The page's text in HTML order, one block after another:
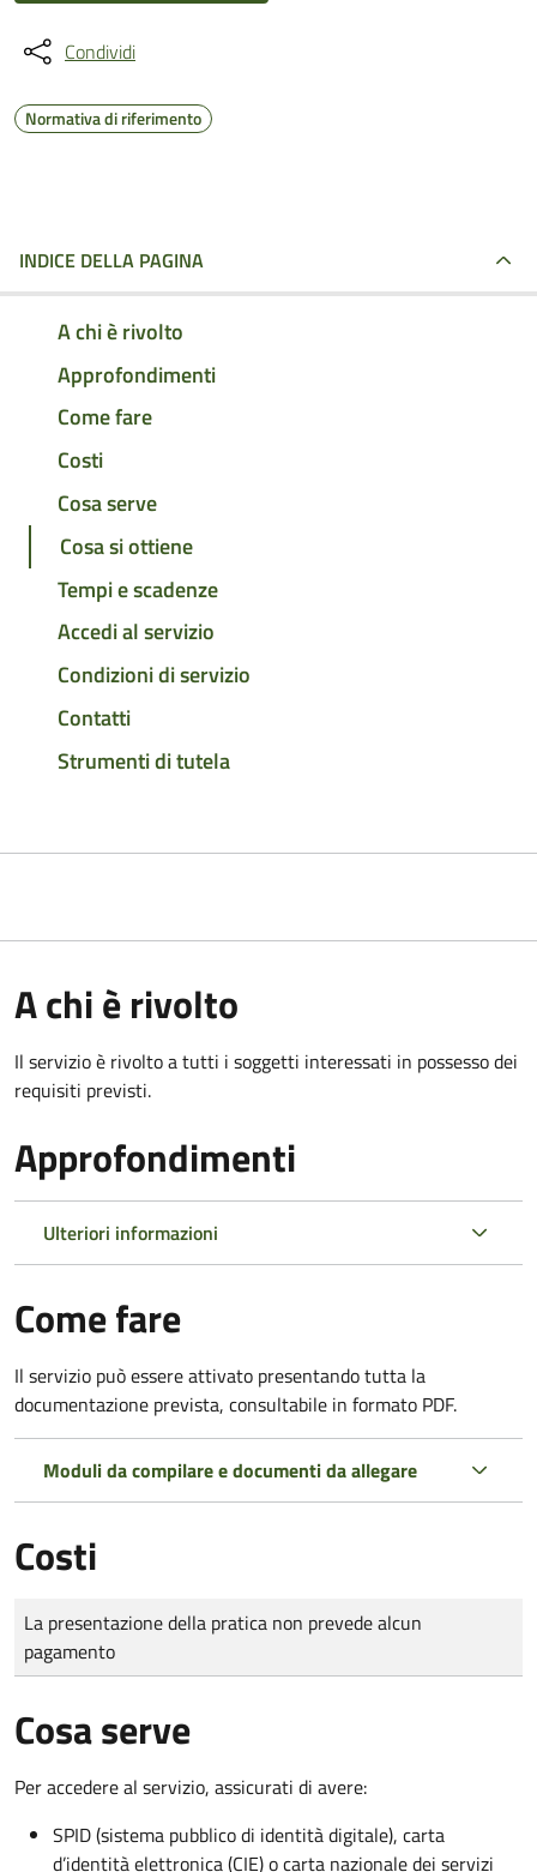
Condividi
Normativa di riferimento
INDICE DELLA PAGINA
A chi è rivolto
Approfondimenti
Come fare
Costi
Cosa serve
Cosa si ottiene
Tempi e scadenze
Accedi al servizio
Condizioni di servizio
Contatti
Strumenti di tutela
A chi è rivolto
Il servizio è rivolto a tutti i soggetti interessati in possesso dei
requisiti previsti.
Approfondimenti
Ulteriori informazioni
Come fare
Il servizio può essere attivato presentando tutta la
documentazione prevista, consultabile in formato PDF.
Moduli da compilare e documenti da allegare
Costi
Tipo di pagamento
Importo
La presentazione della pratica non prevede alcun
pagamento
Cosa serve
Per accedere al servizio, assicurati di avere:
SPID (sistema pubblico di identità digitale), carta
d’identità elettronica (CIE) o carta nazionale dei servizi